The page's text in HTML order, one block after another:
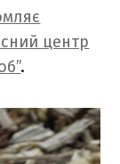
центр
.